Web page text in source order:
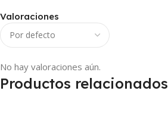
Valoraciones
No hay valoraciones aún.
Productos relacionados